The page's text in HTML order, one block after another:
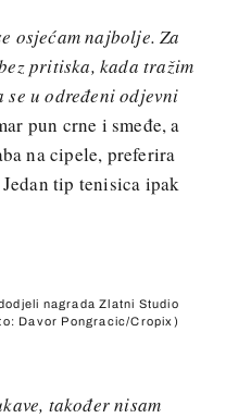
osjećam najbolje. Za
pritiska, kada tražim
se u određeni odjevni
pun crne i smeđe, a
na cipele, preferira
tip tenisica ipak
nagrada Zlatni Studio
Davor Pongracic/Cropix)
također nisam